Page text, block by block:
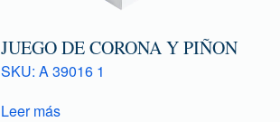
JUEGO DE CORONA Y PIÑON
SKU: A 39016 1
Leer más